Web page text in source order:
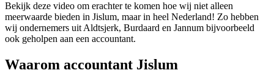
Bekijk deze video om erachter te komen hoe wij niet alleen
meerwaarde bieden in Jislum, maar in heel Nederland! Zo hebben
wij ondernemers uit Aldtsjerk, Burdaard en Jannum bijvoorbeeld
ook geholpen aan een accountant.
Waarom accountant Jislum